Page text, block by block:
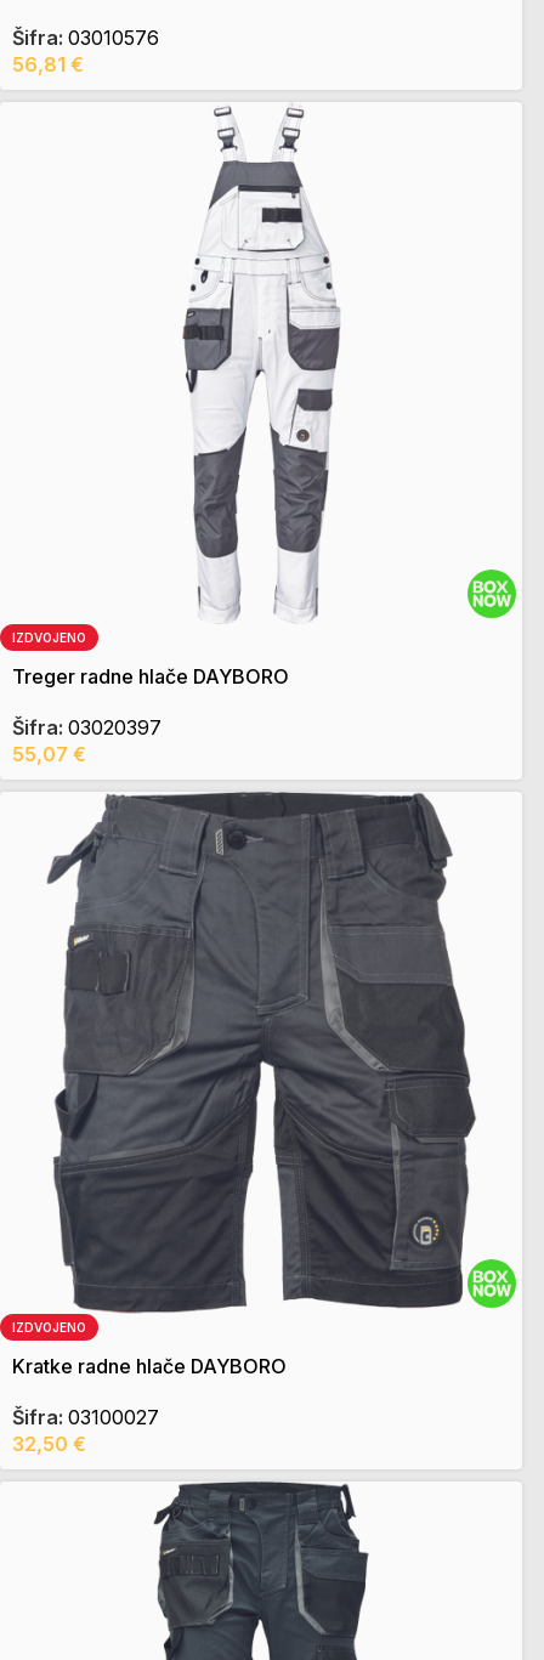
Šifra: 03010576
56,81 €
IZDVOJENO
Treger radne hlače DAYBORO
Šifra: 03020397
55,07 €
IZDVOJENO
Kratke radne hlače DAYBORO
Šifra: 03100027
32,50 €